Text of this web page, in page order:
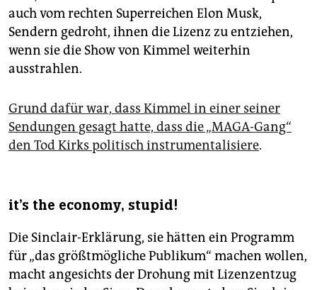
auch vom rechten Superreichen Elon Musk,
Sendern gedroht, ihnen die Lizenz zu entziehen,
wenn sie die Show von Kimmel weiterhin
ausstrahlen.
Grund dafür war, dass Kimmel in einer seiner
Sendungen gesagt hatte, dass die „MAGA-Gang“
den Tod Kirks politisch instrumentalisiere.
it's the economy, stupid!
Die Sinclair-Erklärung, sie hätten ein Programm
für „das größtmögliche Publikum“ machen wollen,
macht angesichts der Drohung mit Lizenzentzug